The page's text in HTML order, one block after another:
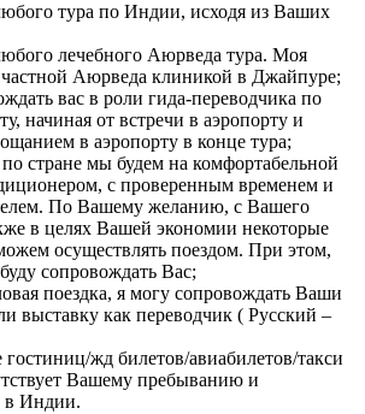
тура по Индии, исходя из Ваших
лечебного Аюрведа тура. Моя
частной Аюрведа клиникой в Джайпуре;
вас в роли гида-переводчика по
начиная от встречи в аэропорту и
в аэропорту в конце тура;
стране мы будем на комфортабельной
с проверенным временем и
По Вашему желанию, с Вашего
в целях Вашей экономии некоторые
осуществлять поездом. При этом,
сопровождать Вас;
поездка, я могу сопровождать Ваши
выставку как переводчик ( Русский –
жд билетов/авиабилетов/такси
Вашему пребыванию и
в Индии.